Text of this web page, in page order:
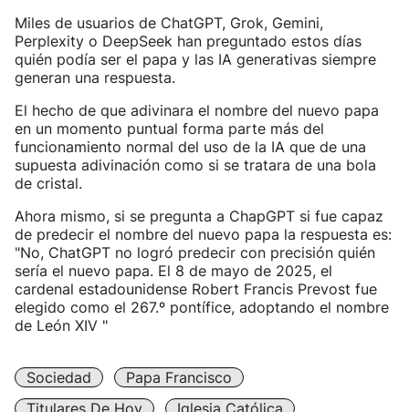
Miles de usuarios de ChatGPT, Grok, Gemini,
Perplexity o DeepSeek han preguntado estos días
quién podía ser el papa y las IA generativas siempre
generan una respuesta.
El hecho de que adivinara el nombre del nuevo papa
en un momento puntual forma parte más del
funcionamiento normal del uso de la IA que de una
supuesta adivinación como si se tratara de una bola
de cristal.
Ahora mismo, si se pregunta a ChapGPT si fue capaz
de predecir el nombre del nuevo papa la respuesta es:
"No, ChatGPT no logró predecir con precisión quién
sería el nuevo papa. El 8 de mayo de 2025, el
cardenal estadounidense Robert Francis Prevost fue
elegido como el 267.º pontífice, adoptando el nombre
de León XIV "
Sociedad
Papa Francisco
Titulares De Hoy
Iglesia Católica